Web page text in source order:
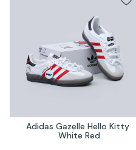
Adidas Gazelle Hello Kitty
White Red